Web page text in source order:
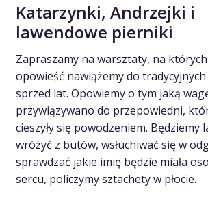
Katarzynki, Andrzejki i
lawendowe pierniki
Zapraszamy na warsztaty, na
opowieść nawiążemy do
sprzed lat. Opowiemy o tym jaką
przywiązywano do przepowiedni,
cieszyły się powodzeniem. Będziemy
wróżyć z butów, wsłuchiwać się w
sprawdzać jakie imię będzie miała
sercu, policzymy sztachety w płocie.